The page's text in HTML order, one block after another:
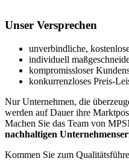
Unser Versprechen
unverbindliche,
individuell
kompromissloser
konkurrenzloses Preis-
Nur Unternehmen, die
werden auf Dauer ihre
Machen Sie das Team von
nachhaltigen
Kommen Sie zum